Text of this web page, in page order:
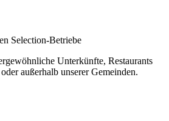
Selection-Betriebe
Unterkünfte, Restaurants
außerhalb unserer Gemeinden.